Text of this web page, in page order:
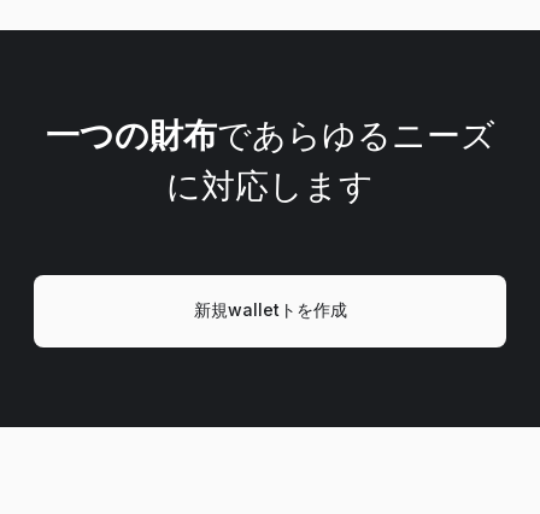
一つの財布であらゆるニーズ
に対応します
新規walletトを作成